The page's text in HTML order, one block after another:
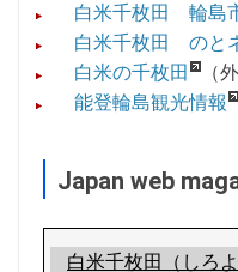
白米千枚田 輪島
白米千枚田 のと
白米の千枚田
（
能登輪島観光情報
Japan web
白米千枚田（しろ